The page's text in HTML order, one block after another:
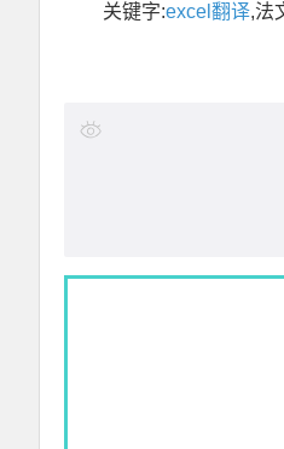
关键字:excel翻译,法